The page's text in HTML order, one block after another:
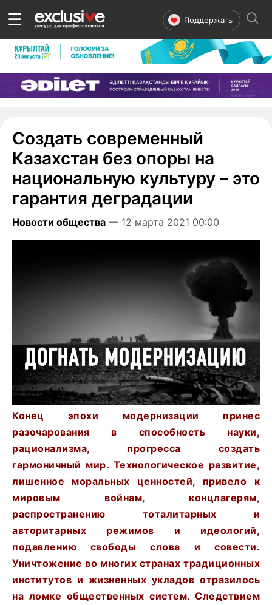
☰ Поддержать
Создать современный
Казахстан без опоры на
национальную культуру – это
гарантия деградации
Новости общества — 12 марта 2021 00:00
Конец эпохи модернизации принес
разочарования в способность науки,
рационализма, прогресса создать
гармоничный мир. Технологическое развитие,
лишенное моральных ценностей, привело к
мировым войнам, концлагерям,
распространению тоталитарных и
авторитарных режимов и идеологий,
подавлению свободы слова и совести.
Уничтожение во многих странах традиционных
институтов и жизненных укладов отразилось
на ломке общественных систем. Следствием